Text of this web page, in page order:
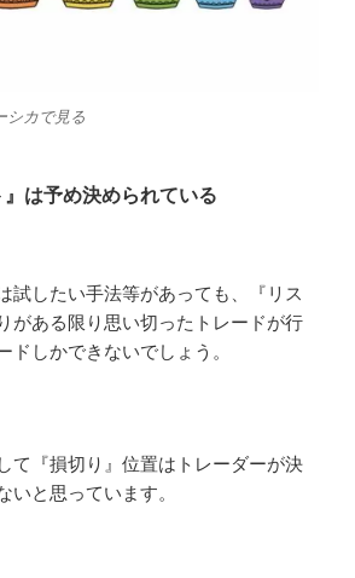
シカで見る
』は予め決められている
試したい手法等があっても、『リス
がある限り思い切ったトレードが行
ドしかできないでしょう。
て『損切り』位置はトレーダーが決
いと思っています。